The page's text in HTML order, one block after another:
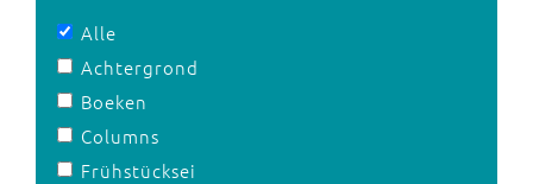
Alle
Achtergrond
Boeken
Columns
Frühstücksei